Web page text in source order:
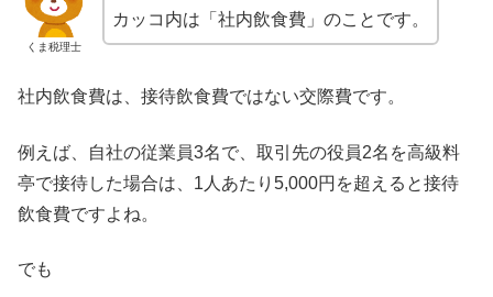
くま税理士
カッコ内は「社内飲食費」のことです。
社内飲食費は、接待飲食費ではない交際費です。
例えば、自社の従業員3名で、取引先の役員2名を高級料
亭で接待した場合は、1人あたり5,000円を超えると接待
飲食費ですよね。
でも